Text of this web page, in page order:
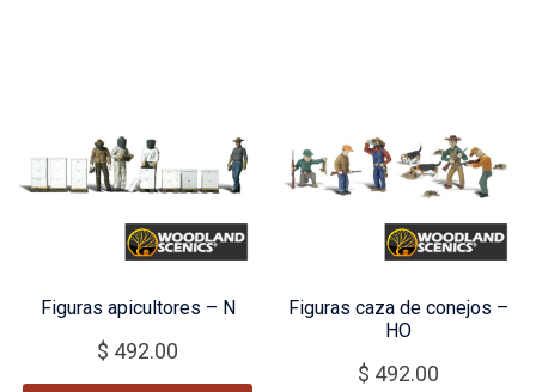
Figuras apicultores – N
$ 492.00
Figuras caza de conejos –
HO
$ 492.00